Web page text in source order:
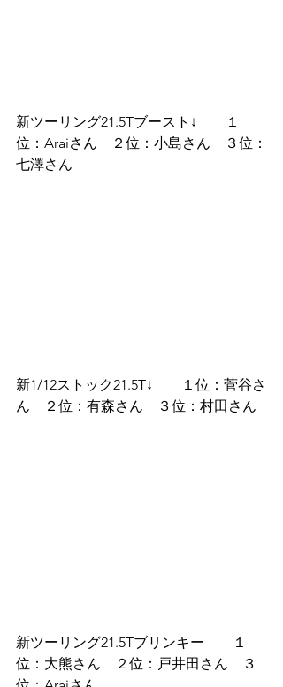
新ツーリング21.5Tブースト↓　　１
位：Araiさん　２位：小島さん　３位：
七澤さん
新1/12ストック21.5T↓　　１位：菅谷さ
ん　２位：有森さん　３位：村田さん
新ツーリング21.5Tブリンキー　　１
位：大熊さん　２位：戸井田さん　３